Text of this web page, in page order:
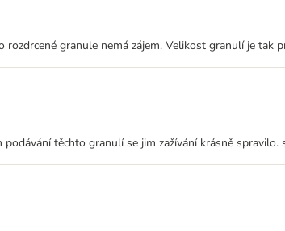
granule nemá zájem. Velikost granulí je tak
těchto granulí se jim zažívání krásně